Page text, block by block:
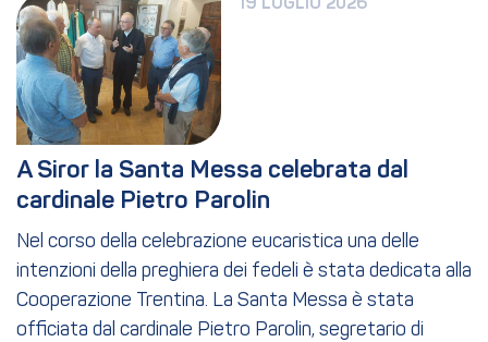
19 LUGLIO 2026
A Siror la Santa Messa celebrata dal
cardinale Pietro Parolin
Nel corso della celebrazione eucaristica una delle
intenzioni della preghiera dei fedeli è stata dedicata alla
Cooperazione Trentina. La Santa Messa è stata
officiata dal cardinale Pietro Parolin, segretario di